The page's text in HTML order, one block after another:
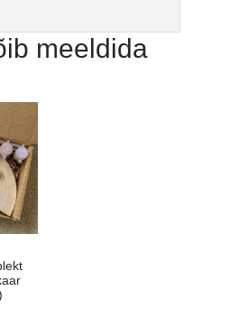
meeldida